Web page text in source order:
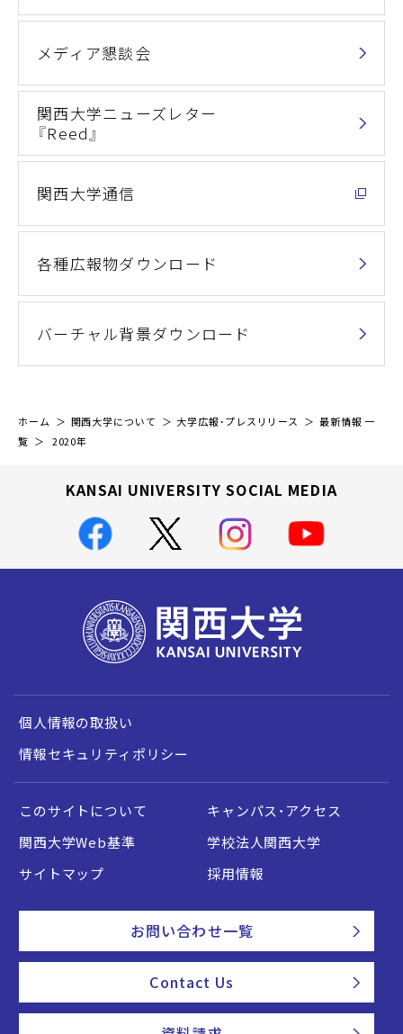
メディア懇談会
関西大学ニューズレター
『Reed』
関西大学通信
各種広報物ダウンロード
バーチャル背景ダウンロード
ホーム 関西大学について 大学広報・プレスリリース
最新情報 一
覧
2020年
KANSAI UNIVERSITY SOCIAL MEDIA
個人情報の取扱い
情報セキュリティポリシー
このサイトについて
キャンパス・アクセス
関西大学Web基準
学校法人関西大学
サイトマップ
採用情報
お問い合わせ一覧
Contact Us